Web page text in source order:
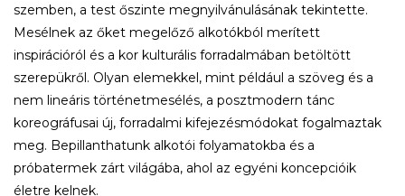
szemben, a test őszinte megnyilvánulásának tekintette.
Mesélnek az őket megelőző alkotókból merített
inspirációról és a kor kulturális forradalmában betöltött
szerepükről. Olyan elemekkel, mint például a szöveg és a
nem lineáris történetmesélés, a posztmodern tánc
koreográfusai új, forradalmi kifejezésmódokat fogalmaztak
meg. Bepillanthatunk alkotói folyamatokba és a
próbatermek zárt világába, ahol az egyéni koncepcióik
életre kelnek.